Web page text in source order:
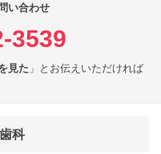
い合わせ
3539
見た 」とお伝えいただければ
科